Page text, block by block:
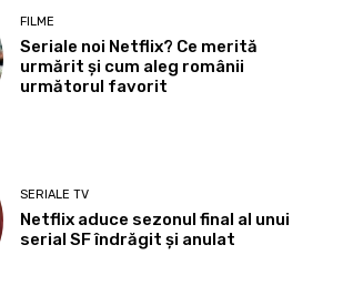
FILME
Seriale noi Netflix? Ce merită
urmărit și cum aleg românii
următorul favorit
SERIALE TV
Netflix aduce sezonul final al unui
serial SF îndrăgit și anulat